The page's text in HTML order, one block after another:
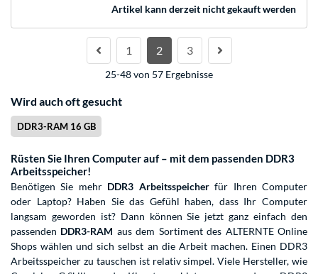
Artikel kann derzeit nicht gekauft werden
1 2 3
25-48 von 57 Ergebnisse
Wird auch oft gesucht
DDR3-RAM 16 GB
Rüsten Sie Ihren Computer auf – mit dem passenden DDR3
Arbeitsspeicher!
Benötigen Sie mehr DDR3 Arbeitsspeicherfür Ihren Computer
oder Laptop? Haben Sie das Gefühl haben, dass Ihr Computer
langsam geworden ist? Dann können Sie jetzt ganz einfach den
passenden DDR3-RAM aus dem Sortiment des ALTERNTE Online
Shops wählen und sich selbst an die Arbeit machen. Einen DDR3
Arbeitsspeicher zu tauschen ist relativ simpel. Viele Hersteller, wie